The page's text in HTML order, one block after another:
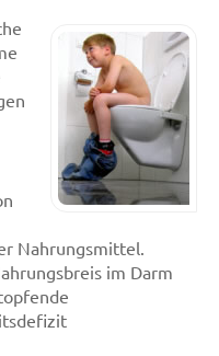
Nahrungsmittel.
im Darm